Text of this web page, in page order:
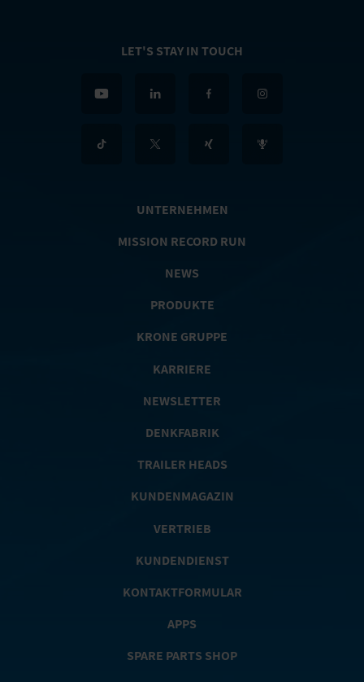
LET'S STAY IN TOUCH
UNTERNEHMEN
MISSION RECORD RUN
NEWS
PRODUKTE
KRONE GRUPPE
KARRIERE
NEWSLETTER
DENKFABRIK
TRAILER HEADS
KUNDENMAGAZIN
VERTRIEB
KUNDENDIENST
KONTAKTFORMULAR
APPS
SPARE PARTS SHOP